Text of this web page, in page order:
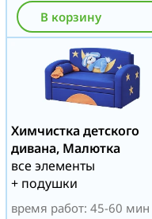
В корзину
Химчистка детского
дивана, Малютка
все элементы
+ подушки
время работ: 45-60 мин